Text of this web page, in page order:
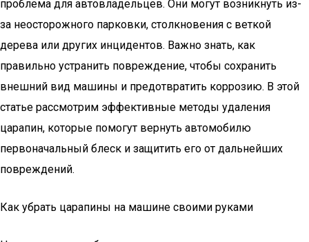
проблема для автовладельцев. Они могут возникнуть из-
за неосторожного парковки, столкновения с веткой
дерева или других инцидентов. Важно знать, как
правильно устранить повреждение, чтобы сохранить
внешний вид машины и предотвратить коррозию. В этой
статье рассмотрим эффективные методы удаления
царапин, которые помогут вернуть автомобилю
первоначальный блеск и защитить его от дальнейших
повреждений.
Как убрать царапины на машине своими руками